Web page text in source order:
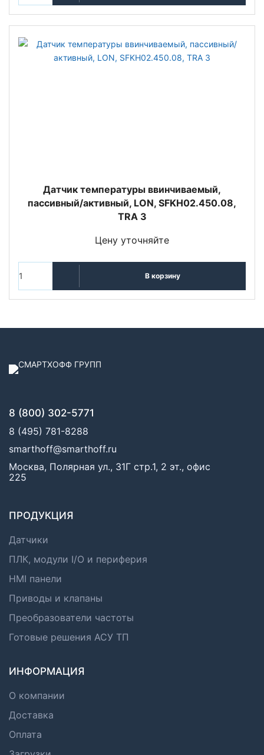
Датчик температуры ввинчиваемый,
пассивный/активный, LON, SFKH02.450.08,
TRA 3
Цену уточняйте
В корзину
8 (800) 302-5771
8 (495) 781-8288
smarthoff@smarthoff.ru
Москва, Полярная ул., 31Г стр.1, 2 эт., офис
225
ПРОДУКЦИЯ
Датчики
ПЛК, модули I/O и периферия
HMI панели
Приводы и клапаны
Преобразователи частоты
Готовые решения АСУ ТП
ИНФОРМАЦИЯ
О компании
Доставка
Оплата